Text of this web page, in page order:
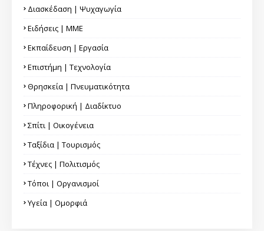
Διασκέδαση | Ψυχαγωγία
Ειδήσεις | ΜΜΕ
Εκπαίδευση | Εργασία
Επιστήμη | Τεχνολογία
Θρησκεία | Πνευματικότητα
Πληροφορική | Διαδίκτυο
Σπίτι | Οικογένεια
Ταξίδια | Τουρισμός
Τέχνες | Πολιτισμός
Τόποι | Οργανισμοί
Υγεία | Ομορφιά